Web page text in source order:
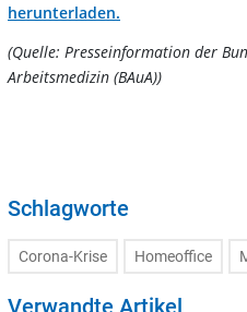
herunterladen.
(Quelle: Presseinformation der
Arbeitsmedizin (BAuA))
Schlagworte
Corona-Krise Homeoffice
Verwandte Artikel